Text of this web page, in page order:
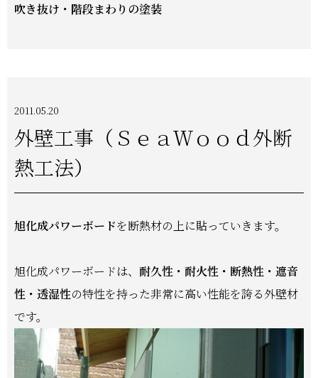
吹き抜け・階段まわりの塗装
2011.05.20
外壁工事（ＳｅａＷｏｏｄ外断
熱工法）
旭化成パワーボードを断熱材の上に貼っていきます。
旭化成パワーボードは、 耐久性・耐火性・断熱性・遮音
性・透湿性の特性を持った非常に高い性能を誇る外壁材
です。